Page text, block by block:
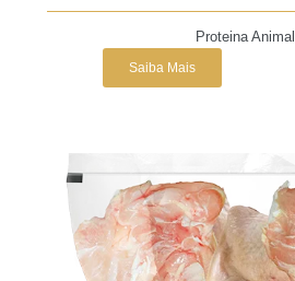
Proteina Animal
Saiba Mais